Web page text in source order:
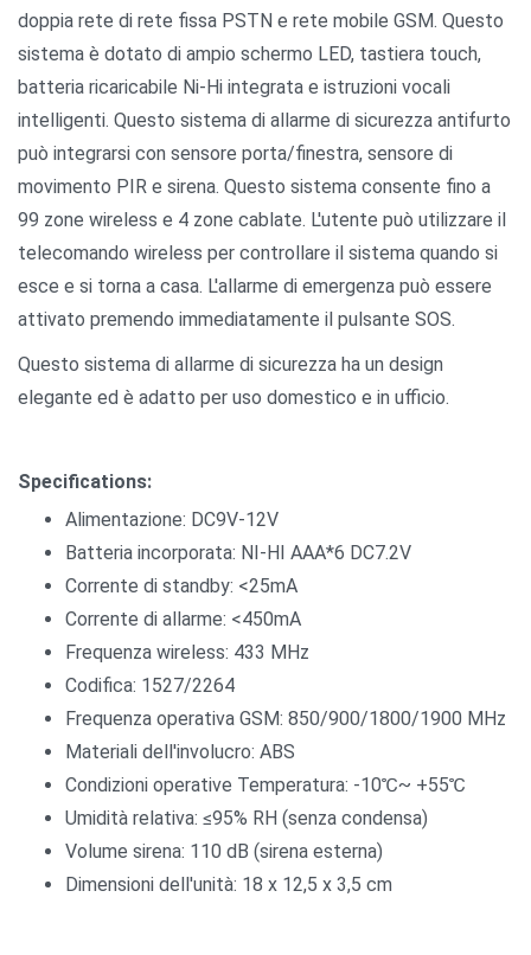
doppia rete di rete fissa PSTN e rete mobile GSM. Questo
sistema è dotato di ampio schermo LED, tastiera touch,
batteria ricaricabile Ni-Hi integrata e istruzioni vocali
intelligenti. Questo sistema di allarme di sicurezza antifurto
può integrarsi con sensore porta/finestra, sensore di
movimento PIR e sirena. Questo sistema consente fino a
99 zone wireless e 4 zone cablate. L'utente può utilizzare il
telecomando wireless per controllare il sistema quando si
esce e si torna a casa. L'allarme di emergenza può essere
attivato premendo immediatamente il pulsante SOS.
Questo sistema di allarme di sicurezza ha un design
elegante ed è adatto per uso domestico e in ufficio.
Specifications:
Alimentazione: DC9V-12V
Batteria incorporata: NI-HI AAA*6 DC7.2V
Corrente di standby: <25mA
Corrente di allarme: <450mA
Frequenza wireless: 433 MHz
Codifica: 1527/2264
Frequenza operativa GSM: 850/900/1800/1900 MHz
Materiali dell'involucro: ABS
Condizioni operative Temperatura: -10℃~ +55℃
Umidità relativa: ≤95% RH (senza condensa)
Volume sirena: 110 dB (sirena esterna)
Dimensioni dell'unità: 18 x 12,5 x 3,5 cm